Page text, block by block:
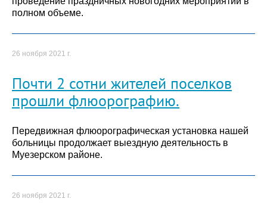
полном объеме.
26 ноября 2021 г.
Почти 2 сотни жителей поселков
прошли флюорографию.
Передвижная флюорографическая установка нашей
больницы продолжает выездную деятельность в
Муезерском районе.
26 ноября 2021 г.